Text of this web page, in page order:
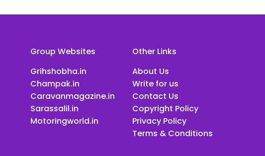
Group Websites
Grihshobha.in
Champak.in
Caravanmagazine.in
Sarassalil.in
Motoringworld.in
Other Links
About Us
Write for us
Contact Us
Copyright Policy
Privacy Policy
Terms & Conditions